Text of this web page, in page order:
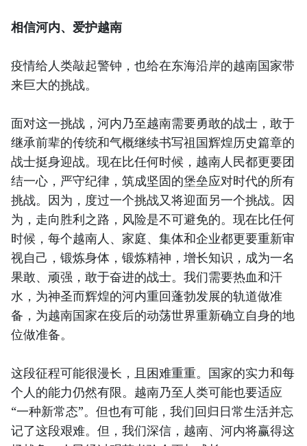
相信河内、爱护越南
疫情给人类敲起警钟，也给在东海沿岸的越南国家带
来巨大的挑战。
面对这一挑战，河内乃至越南需要勇敢的战士，敢于
继承前辈的传统和气概继续书写祖国辉煌历史篇章的
战士挺身迎战。现在比任何时候，越南人民都更要团
结一心，严守纪律，筑成坚固的堡垒应对时代的所有
挑战。因为，度过一个挑战又将迎面另一个挑战。因
为，走向胜利之路，风险是不可避免的。现在比任何
时候，每个越南人、家庭、集体和企业都更要重新审
视自己，锻炼身体，锻炼精神，增长知识，成为一名
果敢、顽强，敢于奋进的战士。我们需要热血和汗
水，为神圣而辉煌的河内重回蓬勃发展的轨道做准
备，为越南国家在疫后的动荡世界重新确立自身的地
位做准备。
这段征程可能很漫长，且困难重重。国家的实力和每
个人的能力仍然有限。越南乃至人类可能也要适应
“一种新常态”。但也有可能，我们回归日常生活并忘
记了这段艰难。但，我们深信，越南、河内将赢得这